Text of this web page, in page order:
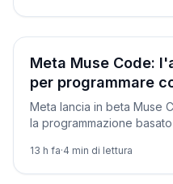
Novità
Meta Muse Code:
per programmare
Meta lancia in beta Muse
la programmazione
13 h fa·4 min di lettura